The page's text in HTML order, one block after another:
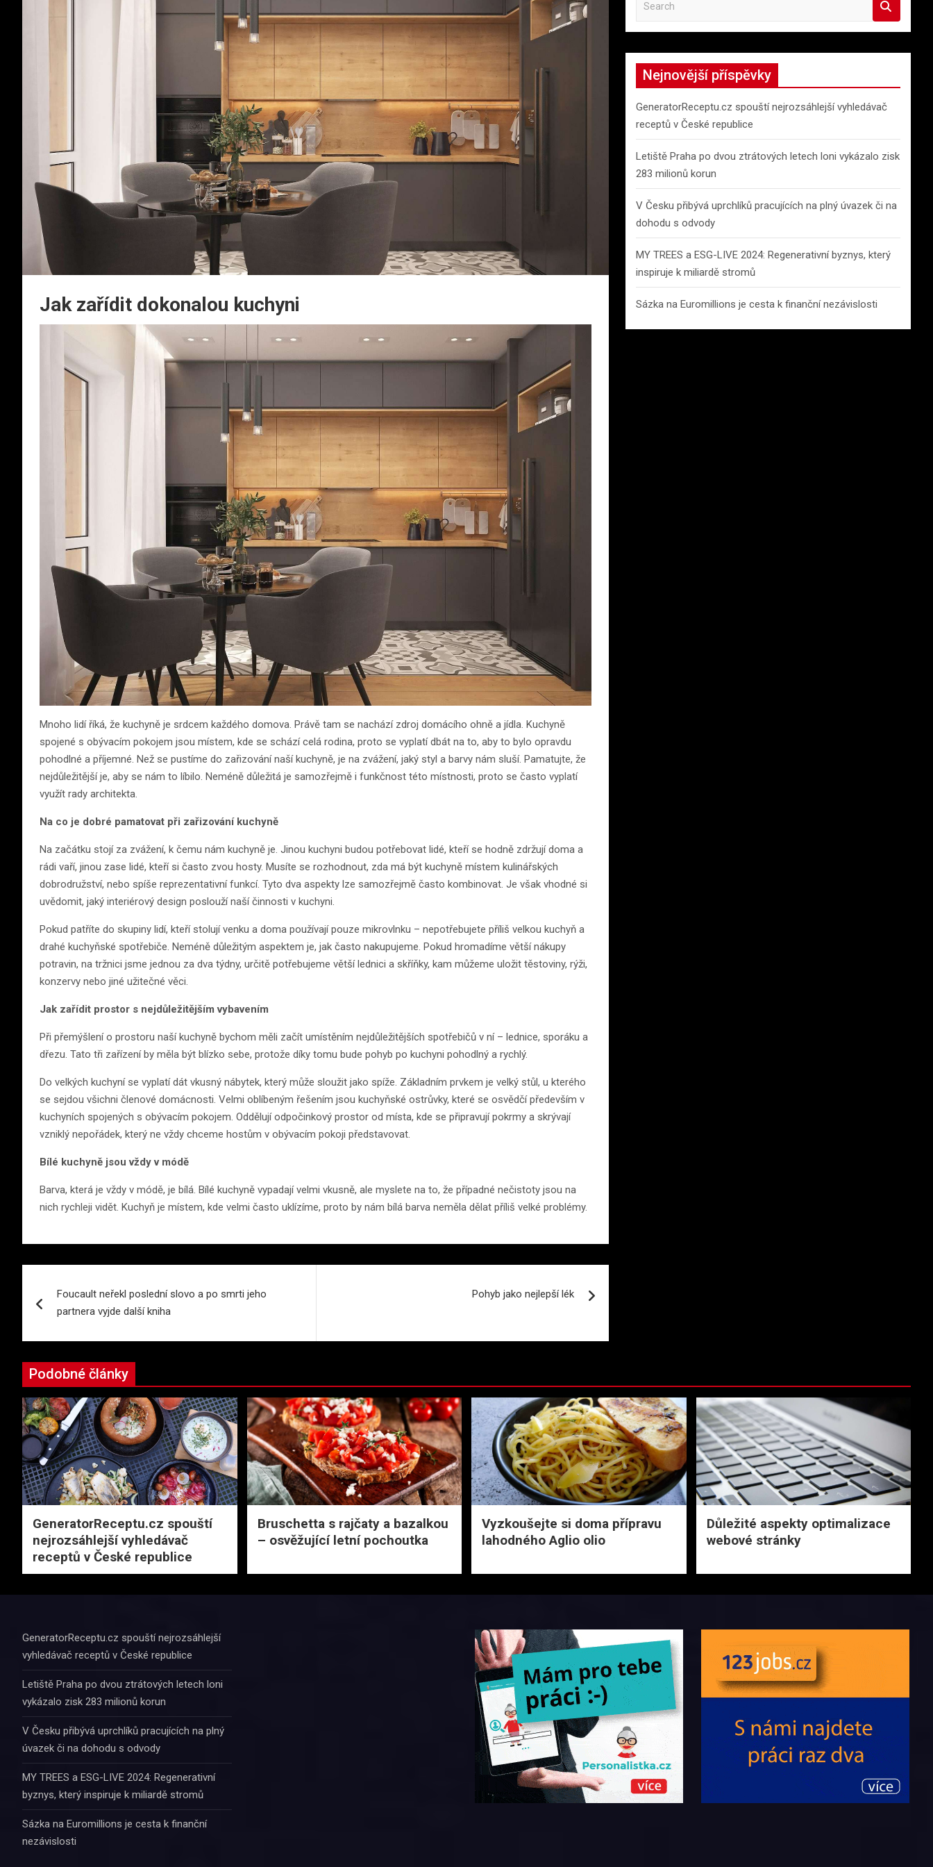
Jak zařídit dokonalou kuchyni
Mnoho lidí říká, že kuchyně je srdcem každého domova. Právě tam se nachází zdroj domácího ohně a jídla. Kuchyně
spojené s obývacím pokojem jsou místem, kde se schází celá rodina, proto se vyplatí dbát na to, aby to bylo opravdu
pohodlné a příjemné. Než se pustíme do zařizování naší kuchyně, je na zvážení, jaký styl a barvy nám sluší. Pamatujte, že
nejdůležitější je, aby se nám to líbilo. Neméně důležitá je samozřejmě i funkčnost této místnosti, proto se často vyplatí
využít rady architekta.
Na co je dobré pamatovat při zařizování kuchyně
Na začátku stojí za zvážení, k čemu nám kuchyně je. Jinou kuchyni budou potřebovat lidé, kteří se hodně zdržují doma a
rádi vaří, jinou zase lidé, kteří si často zvou hosty. Musíte se rozhodnout, zda má být kuchyně místem kulinářských
dobrodružství, nebo spíše reprezentativní funkcí. Tyto dva aspekty lze samozřejmě často kombinovat. Je však vhodné si
uvědomit, jaký interiérový design poslouží naší činnosti v kuchyni.
Pokud patříte do skupiny lidí, kteří stolují venku a doma používají pouze mikrovlnku – nepotřebujete příliš velkou kuchyň a
drahé kuchyňské spotřebiče. Neméně důležitým aspektem je, jak často nakupujeme. Pokud hromadíme větší nákupy
potravin, na tržnici jsme jednou za dva týdny, určitě potřebujeme větší lednici a skříňky, kam můžeme uložit těstoviny, rýži,
konzervy nebo jiné užitečné věci.
Jak zařídit prostor s nejdůležitějším vybavením
Při přemýšlení o prostoru naší kuchyně bychom měli začít umístěním nejdůležitějších spotřebičů v ní – lednice, sporáku a
dřezu. Tato tři zařízení by měla být blízko sebe, protože díky tomu bude pohyb po kuchyni pohodlný a rychlý.
Do velkých kuchyní se vyplatí dát vkusný nábytek, který může sloužit jako spíže. Základním prvkem je velký stůl, u kterého
se sejdou všichni členové domácnosti. Velmi oblíbeným řešením jsou kuchyňské ostrůvky, které se osvědčí především v
kuchyních spojených s obývacím pokojem. Oddělují odpočinkový prostor od místa, kde se připravují pokrmy a skrývají
vzniklý nepořádek, který ne vždy chceme hostům v obývacím pokoji představovat.
Bílé kuchyně jsou vždy v módě
Barva, která je vždy v módě, je bílá. Bílé kuchyně vypadají velmi vkusně, ale myslete na to, že případné nečistoty jsou na
nich rychleji vidět. Kuchyň je místem, kde velmi často uklízíme, proto by nám bílá barva neměla dělat příliš velké problémy.
pro
příspěvek
Foucault neřekl poslední slovo a po smrti jeho
partnera vyjde další kniha
Pohyb jako nejlepší lék
a
r
h
Nejnovější příspěvky
GeneratorReceptu.cz spouští nejrozsáhlejší vyhledávač
receptů v České republice
Letiště Praha po dvou ztrátových letech loni vykázalo zisk
283 milionů korun
V Česku přibývá uprchlíků pracujících na plný úvazek či na
dohodu s odvody
MY TREES a ESG-LIVE 2024: Regenerativní byznys, který
inspiruje k miliardě stromů
Sázka na Euromillions je cesta k finanční nezávislosti
Podobné články
GeneratorReceptu.cz spouští
nejrozsáhlejší vyhledávač
receptů v České republice
Bruschetta s rajčaty a bazalkou
– osvěžující letní pochoutka
Vyzkoušejte si doma přípravu
lahodného Aglio olio
Důležité aspekty optimalizace
webové stránky
GeneratorReceptu.cz spouští nejrozsáhlejší
vyhledávač receptů v České republice
Letiště Praha po dvou ztrátových letech loni
vykázalo zisk 283 milionů korun
V Česku přibývá uprchlíků pracujících na plný
úvazek či na dohodu s odvody
MY TREES a ESG-LIVE 2024: Regenerativní
byznys, který inspiruje k miliardě stromů
Sázka na Euromillions je cesta k finanční
nezávislosti